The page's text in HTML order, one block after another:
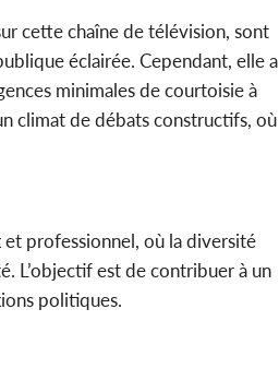
cette chaîne de télévision, sont
éclairée. Cependant, elle a
minimales de courtoisie à
climat de débats constructifs, où
professionnel, où la diversité
L’objectif est de contribuer à un
politiques.